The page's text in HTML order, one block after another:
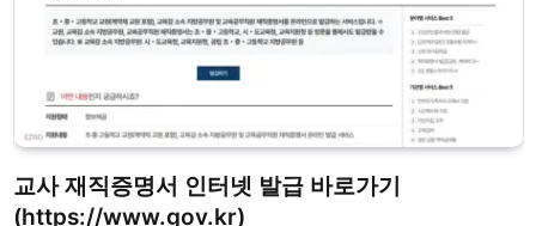
교사 재직증명서 인터넷 발급 바로가기
(https://www.gov.kr)